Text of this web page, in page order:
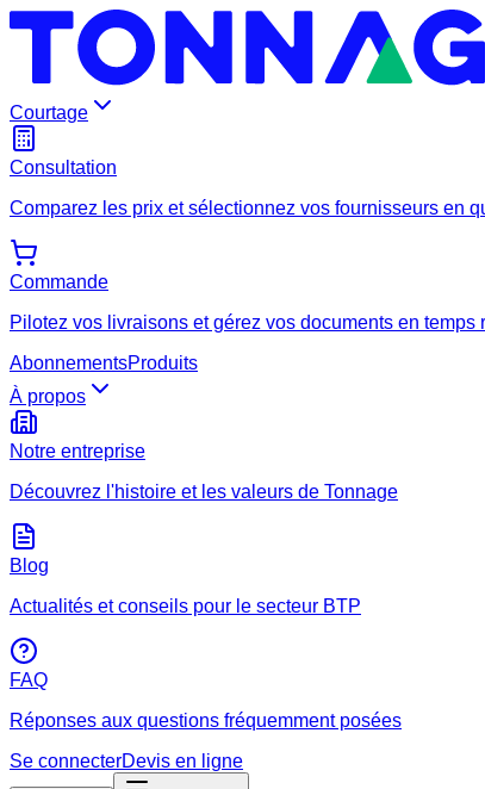
Courtage
Consultation
Comparez les prix et sélectionnez vos fournisseurs en
Commande
Pilotez vos livraisons et gérez vos documents en temps
AbonnementsProduits
À propos
Notre entreprise
Découvrez l'histoire et les valeurs de Tonnage
Blog
Actualités et conseils pour le secteur BTP
FAQ
Réponses aux questions fréquemment posées
Se connecterDevis en ligne